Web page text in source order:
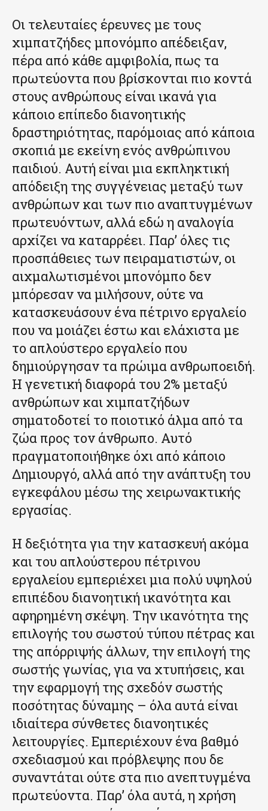
Οι τελευταίες έρευνες με τους
χιμπατζήδες μπονόμπο απέδειξαν,
πέρα από κάθε αμφιβολία, πως τα
πρωτεύοντα που βρίσκονται πιο κοντά
στους ανθρώπους είναι ικανά για
κάποιο επίπεδο διανοητικής
δραστηριότητας, παρόμοιας από κάποια
σκοπιά με εκείνη ενός ανθρώπινου
παιδιού. Αυτή είναι μια εκπληκτική
απόδειξη της συγγένειας μεταξύ των
ανθρώπων και των πιο αναπτυγμένων
πρωτευόντων, αλλά εδώ η αναλογία
αρχίζει να καταρρέει. Παρ’ όλες τις
προσπάθειες των πειραματιστών, οι
αιχμαλωτισμένοι μπονόμπο δεν
μπόρεσαν να μιλήσουν, ούτε να
κατασκευάσουν ένα πέτρινο εργαλείο
που να μοιάζει έστω και ελάχιστα με
το απλούστερο εργαλείο που
δημιούργησαν τα πρώιμα ανθρωποειδή.
Η γενετική διαφορά του 2% μεταξύ
ανθρώπων και χιμπατζήδων
σηματοδοτεί το ποιοτικό άλμα από τα
ζώα προς τον άνθρωπο. Αυτό
πραγματοποιήθηκε όχι από κάποιο
Δημιουργό, αλλά από την ανάπτυξη του
εγκεφάλου μέσω της χειρωνακτικής
εργασίας.
Η δεξιότητα για την κατασκευή ακόμα
και του απλούστερου πέτρινου
εργαλείου εμπεριέχει μια πολύ υψηλού
επιπέδου διανοητική ικανότητα και
αφηρημένη σκέψη. Την ικανότητα της
επιλογής του σωστού τύπου πέτρας και
της απόρριψής άλλων, την επιλογή της
σωστής γωνίας, για να χτυπήσεις, και
την εφαρμογή της σχεδόν σωστής
ποσότητας δύναμης – όλα αυτά είναι
ιδιαίτερα σύνθετες διανοητικές
λειτουργίες. Εμπεριέχουν ένα βαθμό
σχεδιασμού και πρόβλεψης που δε
συναντάται ούτε στα πιο ανεπτυγμένα
πρωτεύοντα. Παρ’ όλα αυτά, η χρήση